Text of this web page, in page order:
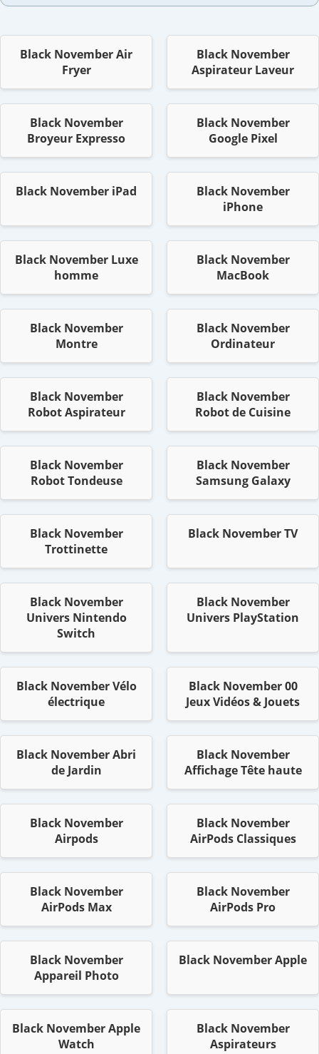
Black November Air
Fryer
Black November
Aspirateur Laveur
Black November
Broyeur Expresso
Black November
Google Pixel
Black November iPad
Black November
iPhone
Black November Luxe
homme
Black November
MacBook
Black November
Montre
Black November
Ordinateur
Black November
Robot Aspirateur
Black November
Robot de Cuisine
Black November
Robot Tondeuse
Black November
Samsung Galaxy
Black November
Trottinette
Black November TV
Black November
Univers Nintendo
Switch
Black November
Univers PlayStation
Black November Vélo
électrique
Black November 00
Jeux Vidéos & Jouets
Black November Abri
de Jardin
Black November
Affichage Tête haute
Black November
Airpods
Black November
AirPods Classiques
Black November
AirPods Max
Black November
AirPods Pro
Black November
Appareil Photo
Black November Apple
Black November Apple
Watch
Black November
Aspirateurs